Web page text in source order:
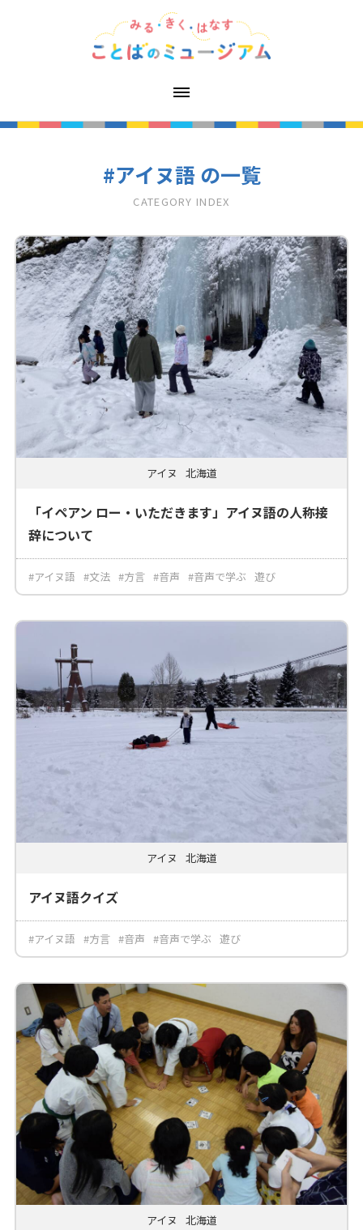
#アイヌ語 の一覧
CATEGORY INDEX
アイヌ 北海道
「イペアン ロー・いただきます」アイヌ語の人称接
辞について
#アイヌ語 #文法 #方言 #音声 #音声で学ぶ 遊び
アイヌ 北海道
アイヌ語クイズ
#アイヌ語 #方言 #音声 #音声で学ぶ 遊び
アイヌ 北海道